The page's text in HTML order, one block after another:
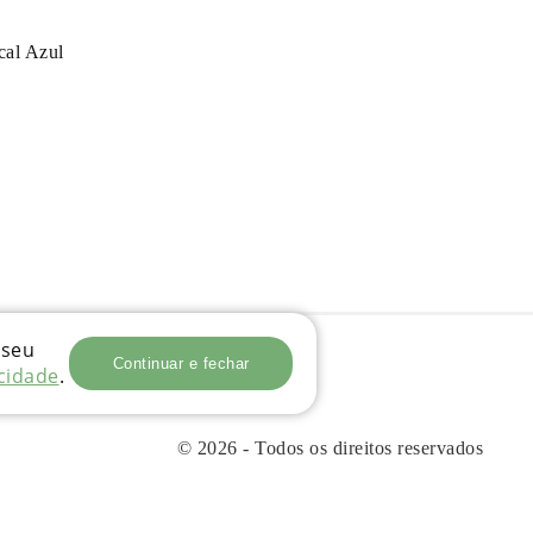
Azul
© 2026 - Todos os direitos reservados
. Continuar e fechar